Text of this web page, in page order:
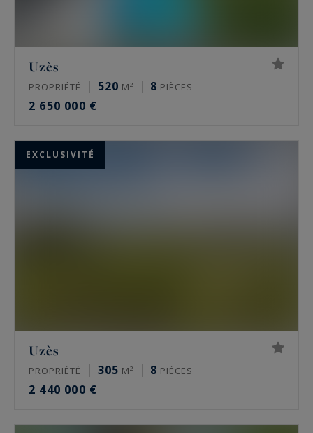
Uzès
PROPRIÉTÉ 520 M² 8 PIÈCES
2 650 000 €
EXCLUSIVITÉ
Uzès
PROPRIÉTÉ 305 M² 8 PIÈCES
2 440 000 €